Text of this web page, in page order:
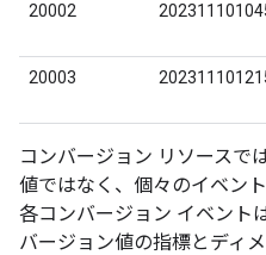
20002
20003
コンバージョン リソースで
値ではなく、個々のイベン
各コンバージョン イベント
バージョン値の指標とディ